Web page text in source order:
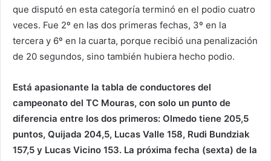
que disputó en esta categoría terminó en el podio cuatro
veces. Fue 2º en las dos primeras fechas, 3º en la
tercera y 6º en la cuarta, porque recibió una penalización
de 20 segundos, sino también hubiera hecho podio.
Está apasionante la tabla de conductores del
campeonato del TC Mouras, con solo un punto de
diferencia entre los dos primeros: Olmedo tiene 205,5
puntos, Quijada 204,5, Lucas Valle 158, Rudi Bundziak
157,5 y Lucas Vicino 153. La próxima fecha (sexta) de la